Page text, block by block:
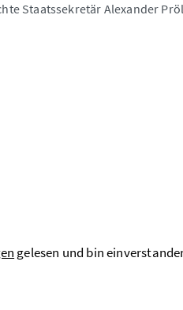
Staatssekretär Alexander
gelesen und bin